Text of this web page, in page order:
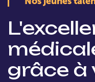
grâce à